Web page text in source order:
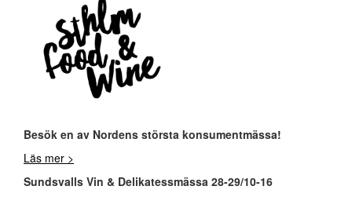
Besök en av Nordens största konsumentmässa!
Läs mer >
Sundsvalls Vin & Delikatessmässa 28-29/10-16